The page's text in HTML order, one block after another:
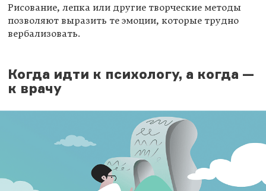
Рисование, лепка или другие творческие методы
позволяют выразить те эмоции, которые трудно
вербализовать.
Когда идти к психологу, а когда —
к врачу